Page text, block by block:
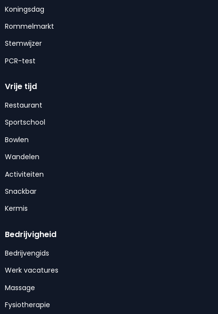
Koningsdag
Rommelmarkt
Stemwijzer
PCR-test
Vrije tijd
Restaurant
Sportschool
Bowlen
Wandelen
Activiteiten
Snackbar
Kermis
Bedrijvigheid
Bedrijvengids
Werk vacatures
Massage
Fysiotherapie